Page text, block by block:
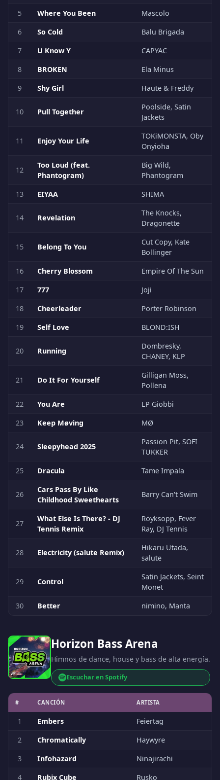
5
Where You Been
Mascolo
6
So Cold
Balu Brigada
7
U Know Y
CAPYAC
8
BROKEN
Ela Minus
9
Shy Girl Haute & Freddy
10 Pull Together
Poolside, Satin
Jackets
11 Enjoy Your Life
TOKiMONSTA, Oby
Onyioha
12
Too Loud (feat.
Phantogram)
Big Wild,
Phantogram
13
EIYAA SHIMA
14 Revelation
The Knocks,
Dragonette
15 Belong To You
Cut Copy, Kate
Bollinger
16
Cherry Blossom
Empire Of The Sun
17
777
Joji
18
Cheerleader
Porter Robinson
19
Self Love BLOND:ISH
20 Running
Dombresky,
CHANEY, KLP
21 Do It For Yourself
Gilligan Moss,
Pollena
22
You Are
LP Giobbi
23
Keep Møving MØ
24 Sleepyhead 2025
Passion Pit, SOFI
TUKKER
25
Dracula Tame Impala
26
Cars Pass By Like
Childhood Sweethearts
Barry Can't Swim
27
What Else Is There? - DJ
Tennis Remix
Röyksopp, Fever
Ray, DJ Tennis
28 Electricity (salute Remix)
Hikaru Utada,
salute
29 Control
Satin Jackets, Seint
Monet
30
Better nimino, Manta
Horizon Bass Arena
Himnos de dance, house y bass de alta energía.
Escuchar en Spotify
# CANCIÓN ARTISTA
1 Embers
Feiertag
2
Chromatically
Haywyre
3
Infohazard
Ninajirachi
4
Rubix Cube Rusko